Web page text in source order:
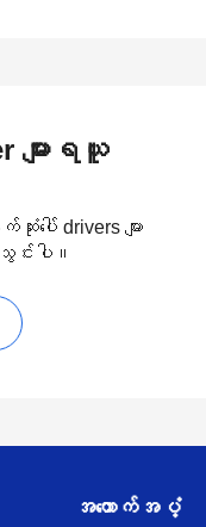
များရယူ
ေါ် drivers များ
းပါ။
အထောက်အပံ့